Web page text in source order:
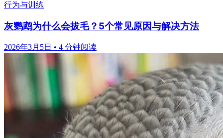
行为与训练
灰鹦鹉为什么会拔毛？5个常见原因与解决方法
2026年3月5日 • 4 分钟阅读